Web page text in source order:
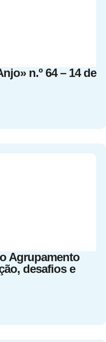
n.º 64 – 14 de
Agrupamento
desafios e